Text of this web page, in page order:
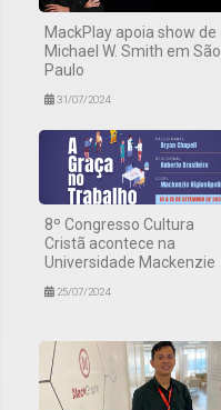
MackPlay apoia show de
Michael W. Smith em São
Paulo
31/07/2024
8º Congresso Cultura
Cristã acontece na
Universidade Mackenzie
25/07/2024